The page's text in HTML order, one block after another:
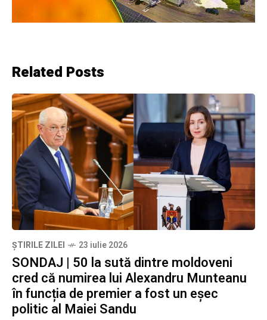
Related Posts
ȘTIRILE ZILEI 23 iulie 2026
SONDAJ | 50 la sută dintre moldoveni
cred că numirea lui Alexandru Munteanu
în funcția de premier a fost un eșec
politic al Maiei Sandu